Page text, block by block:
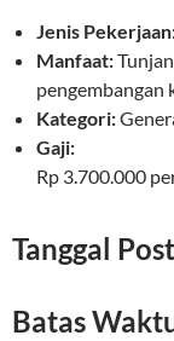
Jenis
Manfaat:
pengembangan
Kategori:
Gaji:
Rp 3.700.000
Tanggal
Batas